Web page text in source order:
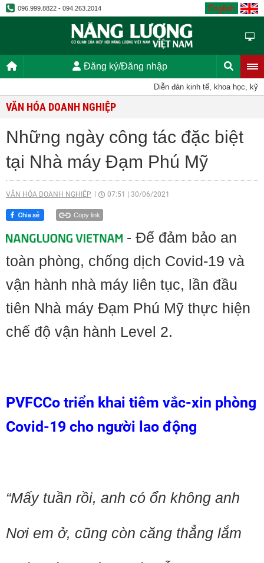
096.999.8822 - 094.263.2014 English
Đăng ký/Đăng nhập
Diễn đàn kinh tế, khoa học, kỹ
VĂN HÓA DOANH NGHIỆP
Những ngày công tác đặc biệt
tại Nhà máy Đạm Phú Mỹ
VĂN HÓA DOANH NGHIỆP 07:51 30/06/2021
Copy link
- Để đảm bảo an
toàn phòng, chống dịch Covid-19 và
vận hành nhà máy liên tục, lần đầu
tiên Nhà máy Đạm Phú Mỹ thực hiện
chế độ vận hành Level 2.
PVFCCo triển khai tiêm vắc-xin phòng
Covid-19 cho người lao động
“Mấy tuần rồi, anh có ổn không anh
Nơi em ở, cũng còn căng thẳng lắm